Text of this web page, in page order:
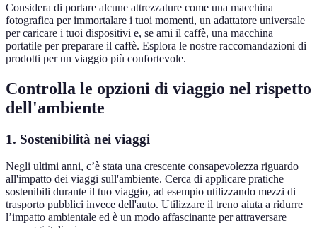
Considera di portare alcune attrezzature come una macchina
fotografica per immortalare i tuoi momenti, un adattatore universale
per caricare i tuoi dispositivi e, se ami il caffè, una macchina
portatile per preparare il caffè. Esplora le nostre raccomandazioni di
prodotti per un viaggio più confortevole.
Controlla le opzioni di viaggio nel rispetto
dell'ambiente
1. Sostenibilità nei viaggi
Negli ultimi anni, c’è stata una crescente consapevolezza riguardo
all'impatto dei viaggi sull'ambiente. Cerca di applicare pratiche
sostenibili durante il tuo viaggio, ad esempio utilizzando mezzi di
trasporto pubblici invece dell'auto. Utilizzare il treno aiuta a ridurre
l’impatto ambientale ed è un modo affascinante per attraversare